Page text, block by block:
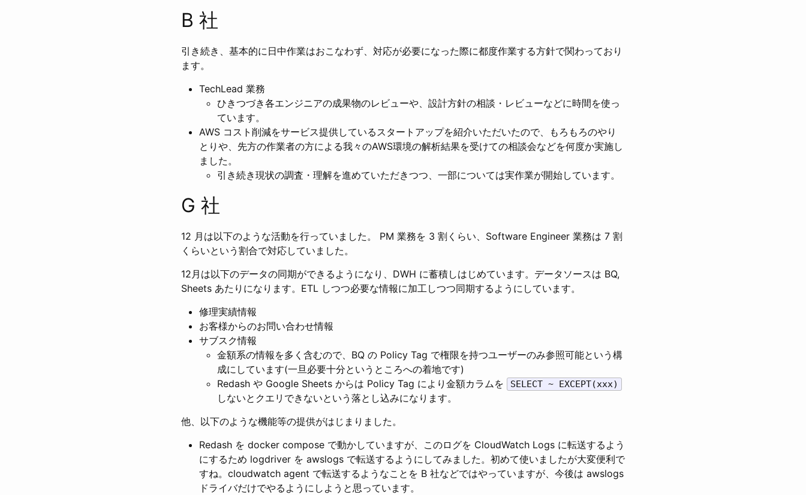
B 社
引き続き、基本的に日中作業はおこなわず、対応が必要になった際に都度作業する方針で関わっており
ます。
TechLead 業務
ひきつづき各エンジニアの成果物のレビューや、設計方針の相談・レビューなどに時間を使っ
ています。
AWS コスト削減をサービス提供しているスタートアップを紹介いただいたので、もろもろのやり
とりや、先方の作業者の方による我々のAWS環境の解析結果を受けての相談会などを何度か実施し
ました。
引き続き現状の調査・理解を進めていただきつつ、一部については実作業が開始しています。
G 社
12 月は以下のような活動を行っていました。 PM 業務を 3 割くらい、Software Engineer 業務は 7 割
くらいという割合で対応していました。
12月は以下のデータの同期ができるようになり、DWH に蓄積しはじめています。データソースは BQ,
Sheets あたりになります。ETL しつつ必要な情報に加工しつつ同期するようにしています。
修理実績情報
お客様からのお問い合わせ情報
サブスク情報
金額系の情報を多く含むので、BQ の Policy Tag で権限を持つユーザーのみ参照可能という構
成にしています(一旦必要十分というところへの着地です)
Redash や Google Sheets からは Policy Tag により金額カラムを
SELECT ~ EXCEPT(xxx)
しないとクエリできないという落とし込みになります。
他、以下のような機能等の提供がはじまりました。
Redash を docker compose で動かしていますが、このログを CloudWatch Logs に転送するよう
にするため logdriver を awslogs で転送するようにしてみました。初めて使いましたが大変便利で
すね。cloudwatch agent で転送するようなことを B 社などではやっていますが、今後は awslogs
ドライバだけでやるようにしようと思っています。